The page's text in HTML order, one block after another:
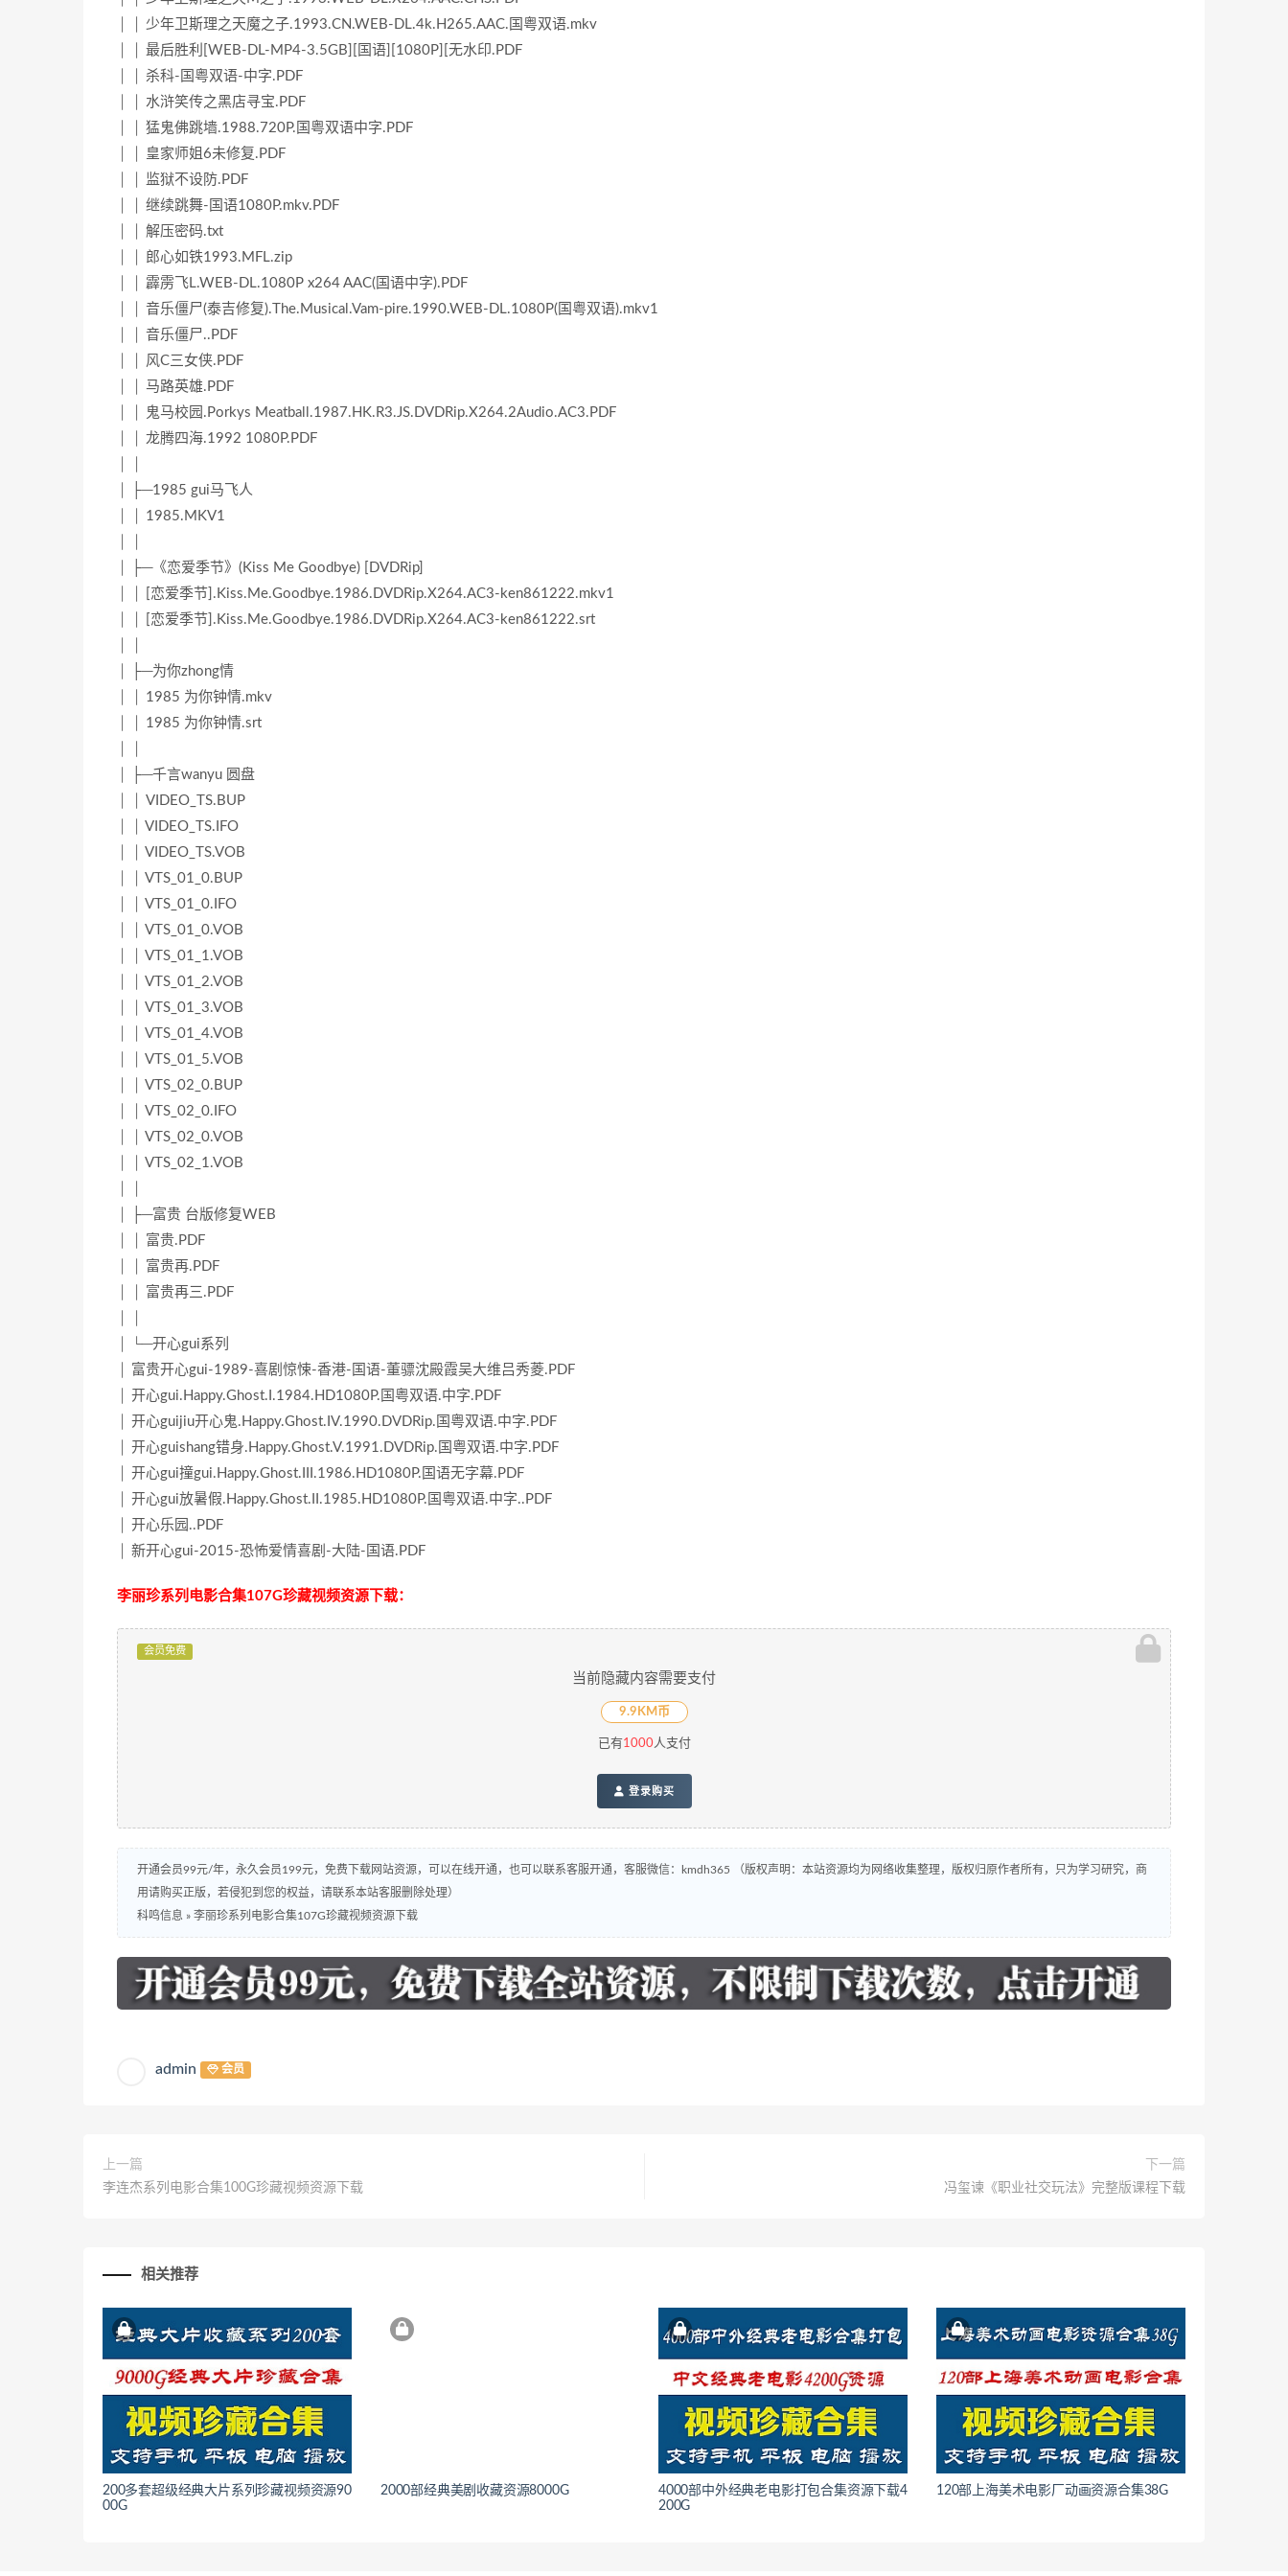
│ │ 少年卫斯理之天魔之子.1993.CN.WEB-DL.4k.H265.AAC.国粤双语.mkv
│ │ 最后胜利[WEB-DL-MP4-3.5GB][国语][1080P][无水印.PDF
│ │ 杀科-国粤双语-中字.PDF
│ │ 水浒笑传之黑店寻宝.PDF
│ │ 猛鬼佛跳墙.1988.720P.国粤双语中字.PDF
│ │ 皇家师姐6未修复.PDF
│ │ 监狱不设防.PDF
│ │ 继续跳舞-国语1080P.mkv.PDF
│ │ 解压密码.txt
│ │ 郎心如铁1993.MFL.zip
│ │ 霹雳飞L.WEB-DL.1080P x264 AAC(国语中字).PDF
│ │ 音乐僵尸(泰吉修复).The.Musical.Vam-pire.1990.WEB-DL.1080P(国粤双语).mkv1
│ │ 音乐僵尸..PDF
│ │ 风C三女侠.PDF
│ │ 马路英雄.PDF
│ │ 鬼马校园.Porkys Meatball.1987.HK.R3.JS.DVDRip.X264.2Audio.AC3.PDF
│ │ 龙腾四海.1992 1080P.PDF
│ ├─1985 gui马飞人
│ │ 1985.MKV1
│ ├─《恋爱季节》(Kiss Me Goodbye) [DVDRip]
│ │ [恋爱季节].Kiss.Me.Goodbye.1986.DVDRip.X264.AC3-ken861222.mkv1
│ │ [恋爱季节].Kiss.Me.Goodbye.1986.DVDRip.X264.AC3-ken861222.srt
│ ├─为你zhong情
│ │ 1985 为你钟情.mkv
│ │ 1985 为你钟情.srt
│ ├─千言wanyu 圆盘
│ │ VIDEO_TS.BUP
│ │ VIDEO_TS.IFO
│ │ VIDEO_TS.VOB
│ │ VTS_01_0.BUP
│ │ VTS_01_0.IFO
│ │ VTS_01_0.VOB
│ │ VTS_01_1.VOB
│ │ VTS_01_2.VOB
│ │ VTS_01_3.VOB
│ │ VTS_01_4.VOB
│ │ VTS_01_5.VOB
│ │ VTS_02_0.BUP
│ │ VTS_02_0.IFO
│ │ VTS_02_0.VOB
│ │ VTS_02_1.VOB
│ ├─富贵 台版修复WEB
│ │ 富贵.PDF
│ │ 富贵再.PDF
│ │ 富贵再三.PDF
│ └─开心gui系列
│ 富贵开心gui-1989-喜剧惊悚-香港-国语-董骠沈殿霞吴大维吕秀菱.PDF
│ 开心gui.Happy.Ghost.I.1984.HD1080P.国粤双语.中字.PDF
│ 开心guijiu开心鬼.Happy.Ghost.IV.1990.DVDRip.国粤双语.中字.PDF
│ 开心guishang错身.Happy.Ghost.V.1991.DVDRip.国粤双语.中字.PDF
│ 开心gui撞gui.Happy.Ghost.III.1986.HD1080P.国语无字幕.PDF
│ 开心gui放暑假.Happy.Ghost.II.1985.HD1080P.国粤双语.中字..PDF
│ 开心乐园..PDF
│ 新开心gui-2015-恐怖爱情喜剧-大陆-国语.PDF
李丽珍系列电影合集107G珍藏视频资源下载：
会员免费
当前隐藏内容需要支付
9.9KM币
已有1000人支付
登录购买
开通会员99元/年，永久会员199元，免费下载网站资源，可以在线开通，也可以联系客服开通，客服微信：kmdh365 （版权声明：本站资源均为网络收集整理，版权归原作者所有，只为学习研究，商
用请购买正版，若侵犯到您的权益，请联系本站客服删除处理）
科鸣信息 » 李丽珍系列电影合集107G珍藏视频资源下载
admin 会员
上一篇
李连杰系列电影合集100G珍藏视频资源下载
下一篇
冯玺谏《职业社交玩法》完整版课程下载
相关推荐
200多套超级经典大片系列珍藏视频资源90
00G
2000部经典美剧收藏资源8000G
4000部中外经典老电影打包合集资源下载4
200G
120部上海美术电影厂动画资源合集38G